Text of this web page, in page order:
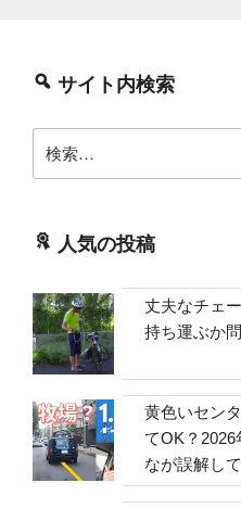
サイト内検索
索:
人気の投稿
丈夫なチェ
持ち運ぶか
黄色いセン
てOK？2026
なが誤解し